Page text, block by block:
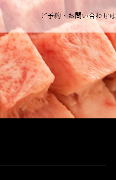
ご予約・お問い合わせは